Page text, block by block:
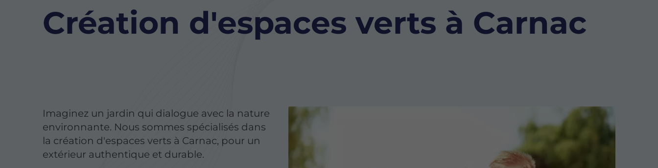
Création d'espaces verts à Carnac
Imaginez un jardin qui dialogue avec la nature
environnante. Nous sommes spécialisés dans
la création d'espaces verts à Carnac, pour un
extérieur authentique et durable.